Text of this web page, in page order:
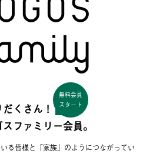
くさん！
無料会員
スタート
スファミリー会員。
る皆様と「家族」のようにつながってい